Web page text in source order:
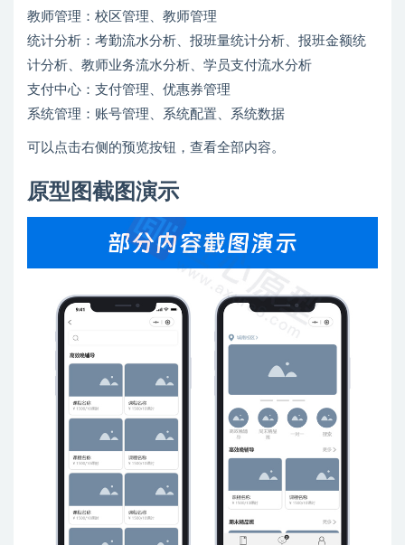
教师管理：校区管理、教师管理
统计分析：考勤流水分析、报班量统计分析、报班金额统
计分析、教师业务流水分析、学员支付流水分析
支付中心：支付管理、优惠券管理
系统管理：账号管理、系统配置、系统数据
可以点击右侧的预览按钮，查看全部内容。
原型图截图演示